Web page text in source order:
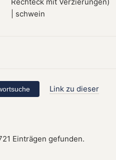
Link zu dieser
Einträgen gefunden.